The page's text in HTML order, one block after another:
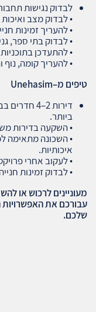
לבדוק נגישות
• לבדוק מצב
• להעריך זמינות
• לבדוק בתי ספר,
• להתעדכן
• להעריך קומה, נוף
טיפים מ–Unehasim
דירות 2–4
ביותר.
• השקעה בדירות
• השכונה מתאימה
איכותיות.
• לעקוב אחרי
• לבדוק זמינות
מעוניינים לרכוש או
עבורכם את
שלכם.